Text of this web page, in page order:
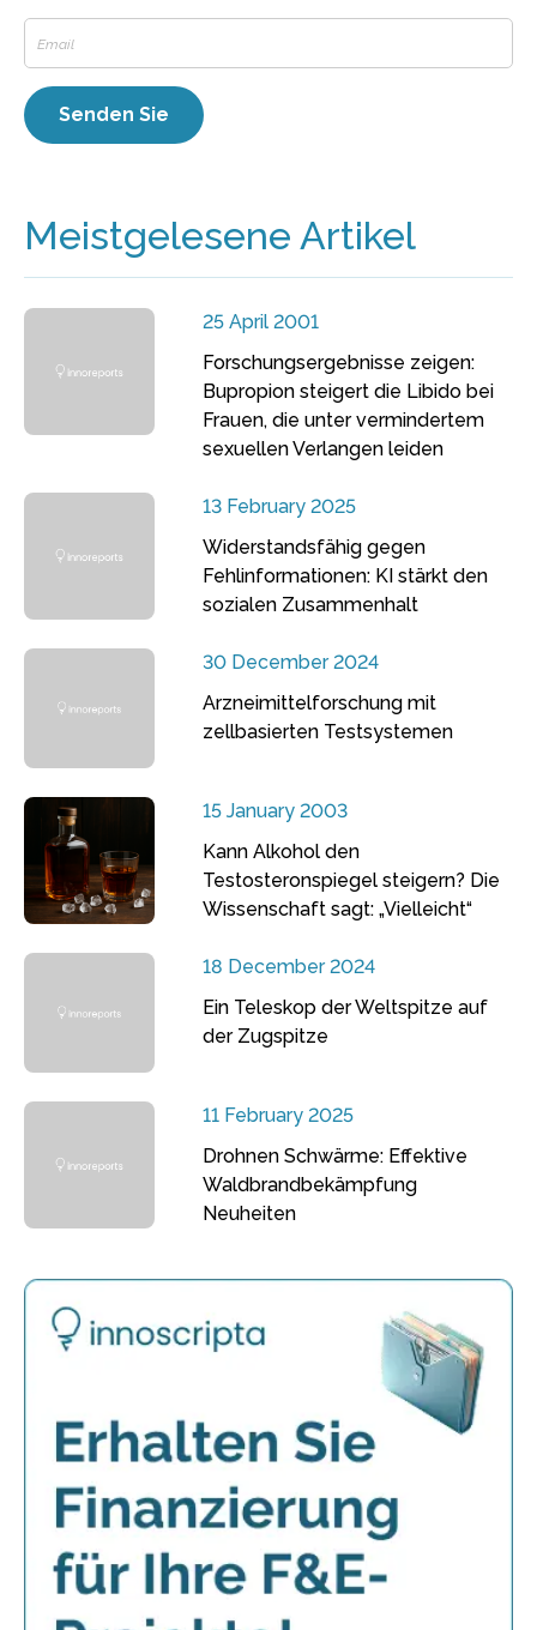
Meistgelesene Artikel
25 April 2001
Forschungsergebnisse zeigen:
Bupropion steigert die Libido bei
Frauen, die unter vermindertem
sexuellen Verlangen leiden
13 February 2025
Widerstandsfähig gegen
Fehlinformationen: KI stärkt den
sozialen Zusammenhalt
30 December 2024
Arzneimittelforschung mit
zellbasierten Testsystemen
15 January 2003
Kann Alkohol den
Testosteronspiegel steigern? Die
Wissenschaft sagt: „Vielleicht“
18 December 2024
Ein Teleskop der Weltspitze auf
der Zugspitze
11 February 2025
Drohnen Schwärme: Effektive
Waldbrandbekämpfung
Neuheiten